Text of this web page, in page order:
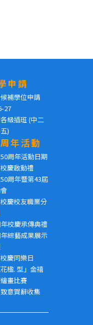
申請
補學位申請
27
級插班 (中二
)
年活動
周年活動日期
慶啟動禮
周年暨第43屆
慶校友職業分
校慶承傳典禮
綜藝成果展示
慶同樂日
花楹. 型」金禧
畫比賽
意賀辭收集